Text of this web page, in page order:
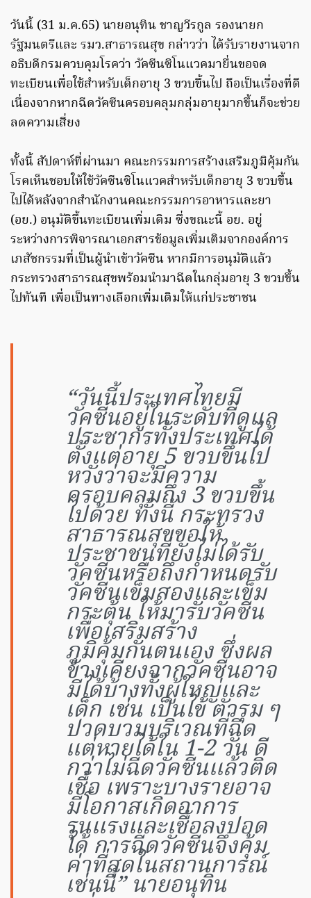
วันนี้ (31 ม.ค.65) นายอนุทิน ชาญวีรกูล รองนายก
รัฐมนตรีและ รมว.สาธารณสุข กล่าวว่า ได้รับรายงานจาก
อธิบดีกรมควบคุมโรคว่า วัคซีนซิโนแวคมายื่นขอจด
ทะเบียนเพื่อใช้สำหรับเด็กอายุ 3 ขวบขึ้นไป ถือเป็นเรื่องที่ดี
เนื่องจากหากฉีดวัคซีนครอบคลุมกลุ่มอายุมากขึ้นก็จะช่วย
ลดความเสี่ยง
ทั้งนี้ สัปดาห์ที่ผ่านมา คณะกรรมการสร้างเสริมภูมิคุ้มกัน
โรคเห็นชอบให้ใช้วัคซีนซิโนแวคสำหรับเด็กอายุ 3 ขวบขึ้น
ไปได้หลังจากสำนักงานคณะกรรมการอาหารและยา
(อย.) อนุมัติขึ้นทะเบียนเพิ่มเติม ซึ่งขณะนี้ อย. อยู่
ระหว่างการพิจารณาเอกสารข้อมูลเพิ่มเติมจากองค์การ
เภสัชกรรมที่เป็นผู้นำเข้าวัคซีน หากมีการอนุมัติแล้ว
กระทรวงสาธารณสุขพร้อมนำมาฉีดในกลุ่มอายุ 3 ขวบขึ้น
ไปทันที เพื่อเป็นทางเลือกเพิ่มเติมให้แก่ประชาชน
“วันนี้ประเทศไทยมี
วัคซีนอยู่ในระดับที่ดูแล
ประชากรทั้งประเทศได้
ตั้งแต่อายุ 5 ขวบขึ้นไป
หวังว่าจะมีความ
ครอบคลุมถึง 3 ขวบขึ้น
ไปด้วย ทั้งนี้ กระทรวง
สาธารณสุขขอให้
ประชาชนที่ยังไม่ได้รับ
วัคซีนหรือถึงกำหนดรับ
วัคซีนเข็มสองและเข็ม
กระตุ้น ให้มารับวัคซีน
เพื่อเสริมสร้าง
ภูมิคุ้มกันตนเอง ซึ่งผล
ข้างเคียงจากวัคซีนอาจ
มีได้บ้างทั้งผู้ใหญ่และ
เด็ก เช่น เป็นไข้ ตัวรุม ๆ
ปวดบวมบริเวณที่ฉีด
แต่หายได้ใน 1-2 วัน ดี
กว่าไม่ฉีดวัคซีนแล้วติด
เชื้อ เพราะบางรายอาจ
มีโอกาสเกิดอาการ
รุนแรงและเชื้อลงปอด
ได้ การฉีดวัคซีนจึงคุ้ม
ค่าที่สุดในสถานการณ์
เช่นนี้” นายอนุทิน